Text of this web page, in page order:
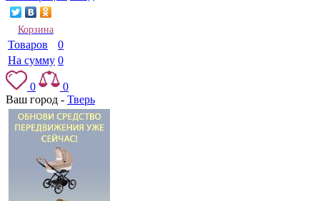
Корзина
Товаров
0
На сумму 0
0
0
Ваш город - Тверь